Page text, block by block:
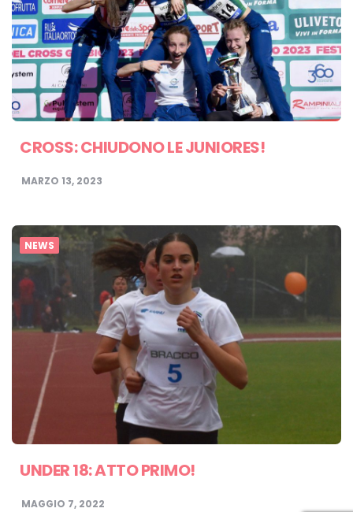
CROSS: CHIUDONO LE JUNIORES!
MARZO 13, 2023
NEWS
UNDER 18: ATTO PRIMO!
MAGGIO 7, 2022